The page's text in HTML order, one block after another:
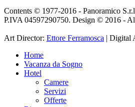
Contents © 1977-2016 - Panoramico
P.IVA 04597290750. Design © 2016 -
Art Director: Ettore Ferramosca | Digital
Home
Vacanza da Sogno
Hotel
Camere
Servizi
Offerte